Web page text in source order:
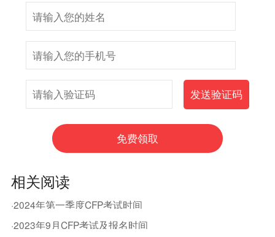
相关阅读
·2024年第一季度CFP考试时间
·2023年9月CFP考试及报名时间